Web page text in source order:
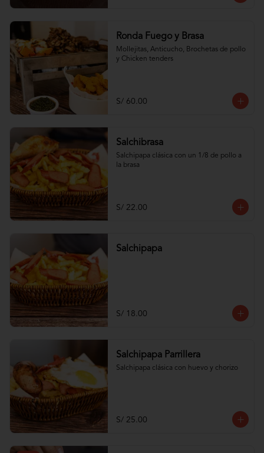
Ronda Fuego y Brasa
Mollejitas, Anticucho, Brochetas de pollo
y Chicken tenders
S/ 60.00
Salchibrasa
Salchipapa clásica con un 1/8 de pollo a
la brasa
S/ 22.00
Salchipapa
S/ 18.00
Salchipapa Parrillera
Salchipapa clásica con huevo y chorizo
S/ 25.00